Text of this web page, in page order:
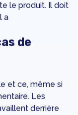
le produit. Il doit
a
de
et ce, même si
Les
derrière